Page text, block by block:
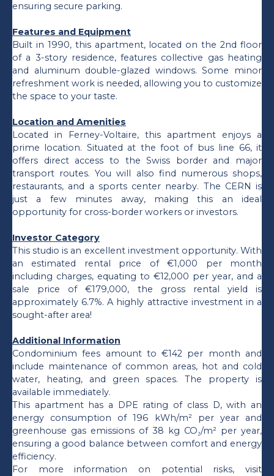
ensuring secure parking.
Features and Equipment
Built in 1990, this apartment, located on the 2nd floor
of a 3-story residence, features collective gas heating
and aluminum double-glazed windows. Some minor
refreshment work is needed, allowing you to customize
the space to your taste.
Location and Amenities
Located in Ferney-Voltaire, this apartment enjoys a
prime location. Situated at the foot of bus line 66, it
offers direct access to the Swiss border and major
transport routes. You will also find numerous shops,
restaurants, and a sports center nearby. The CERN is
just a few minutes away, making this an ideal
opportunity for cross-border workers or investors.
Investor Category
This studio is an excellent investment opportunity. With
an estimated rental price of €1,000 per month
including charges, equating to €12,000 per year, and a
sale price of €179,000, the gross rental yield is
approximately 6.7%. A highly attractive investment in a
sought-after area!
Additional Information
Condominium fees amount to €142 per month and
include maintenance of common areas, hot and cold
water, heating, and green spaces. The property is
available immediately.
This apartment has a DPE rating of class D, with an
energy consumption of 196 kWh/m² per year and
greenhouse gas emissions of 38 kg CO₂/m² per year,
ensuring a good balance between comfort and energy
efficiency.
For more information on potential risks, visit